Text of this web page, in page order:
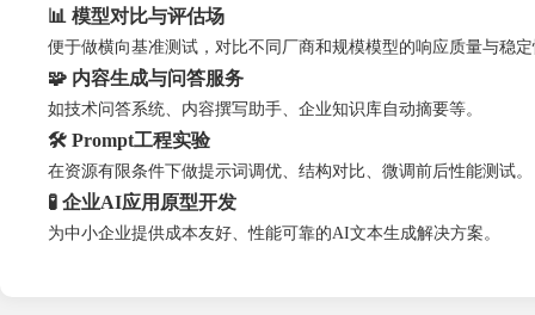
📊 模型对比与评估场
便于做横向基准测试，对比不同厂商和规模模型的响应质量与稳
🧩 内容生成与问答服务
如技术问答系统、内容撰写助手、企业知识库自动摘要等。
🛠️ Prompt工程实验
在资源有限条件下做提示词调优、结构对比、微调前后性能测试。
🧪 企业AI应用原型开发
为中小企业提供成本友好、性能可靠的AI文本生成解决方案。